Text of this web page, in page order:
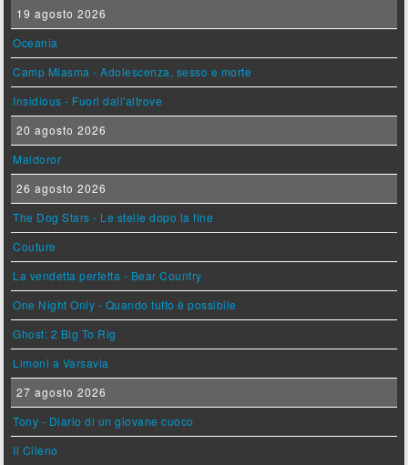
19 agosto 2026
Oceania
Camp Miasma - Adolescenza, sesso e morte
Insidious - Fuori dall'altrove
20 agosto 2026
Maldoror
26 agosto 2026
The Dog Stars - Le stelle dopo la fine
Couture
La vendetta perfetta - Bear Country
One Night Only - Quando tutto è possibile
Ghost: 2 Big To Rig
Limoni a Varsavia
27 agosto 2026
Tony - Diario di un giovane cuoco
Il Cileno